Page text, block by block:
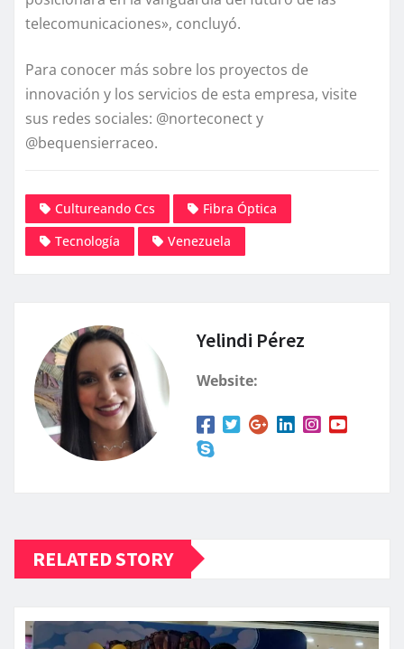
telecomunicaciones», concluyó.
Para conocer más sobre los proyectos de
innovación y los servicios de esta empresa, visite
sus redes sociales: @norteconect y
@bequensierraceo.
Cultureando Ccs
Fibra Óptica
Tecnología
Venezuela
Yelindi Pérez
Website:
RELATED STORY